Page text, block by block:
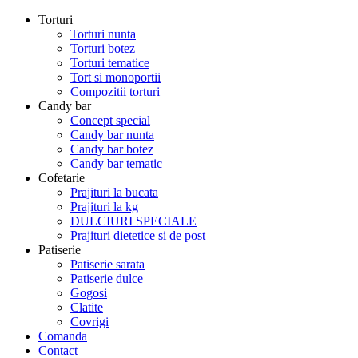
Torturi
Torturi nunta
Torturi botez
Torturi tematice
Tort si monoportii
Compozitii torturi
Candy bar
Concept special
Candy bar nunta
Candy bar botez
Candy bar tematic
Cofetarie
Prajituri la bucata
Prajituri la kg
DULCIURI SPECIALE
Prajituri dietetice si de post
Patiserie
Patiserie sarata
Patiserie dulce
Gogosi
Clatite
Covrigi
Comanda
Contact